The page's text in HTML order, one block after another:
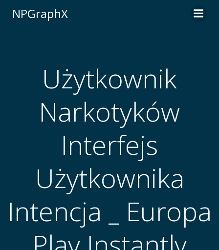
NPGraphX
Użytkownik
Narkotyków
Interfejs
Użytkownika
Intencja _ Europa